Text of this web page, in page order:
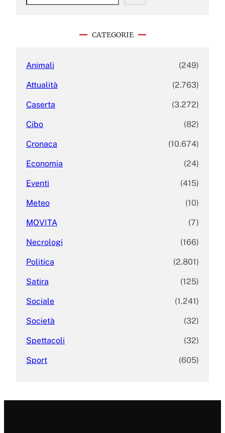
CATEGORIE
Animali (249)
Attualità (2.763)
Caserta (3.272)
Cibo (82)
Cronaca (10.674)
Economia (24)
Eventi (415)
Meteo (10)
MOVITA (7)
Necrologi (166)
Politica (2.801)
Satira (125)
Sociale (1.241)
Società (32)
Spettacoli (32)
Sport (605)